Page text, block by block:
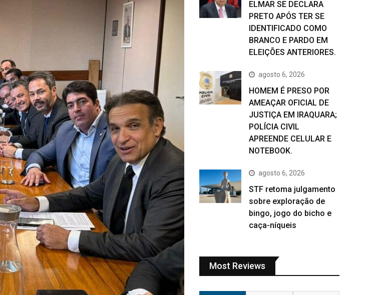
ELMAR SE DECLARA
PRETO APÓS TER SE
IDENTIFICADO COMO
BRANCO E PARDO EM
ELEIÇÕES ANTERIORES.
agosto 6, 2026
HOMEM É PRESO POR
AMEAÇAR OFICIAL DE
JUSTIÇA EM IRAQUARA;
POLÍCIA CIVIL
APREENDE CELULAR E
NOTEBOOK.
agosto 6, 2026
STF retoma julgamento
sobre exploração de
bingo, jogo do bicho e
caça-níqueis
Most Reviews